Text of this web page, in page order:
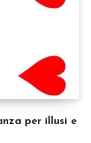
per illusi e